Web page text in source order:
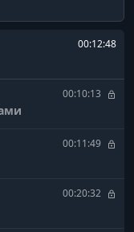
00:12:48
00:10:13
00:11:49
00:20:32